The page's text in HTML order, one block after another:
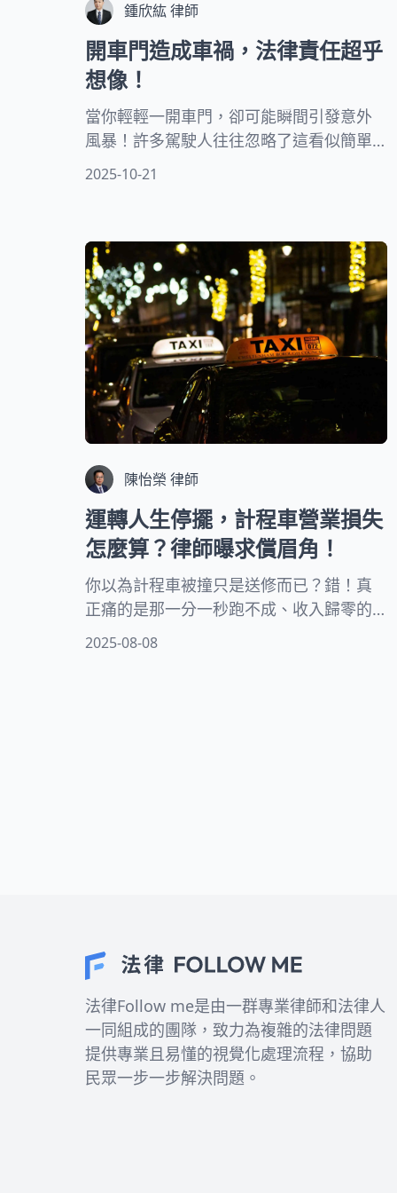
鍾欣紘 律師
開車門造成車禍，法律責任超乎
想像！
當你輕輕一開車門，卻可能瞬間引發意外
風暴！許多駕駛人往往忽略了這看似簡單
的動作背後，藏著重大安全隱憂。開車門
事故層出不窮，傷害無辜用路人的情況頻
繁發生。本文將帶你深入剖析開啟車門時
的法律責任，結合真實案例解構肇事駕駛
的過失行為，並由專業律師解讀相關賠償
責任。這不只是法律教戰手冊，更是每位
用路人必須謹記的安全警鐘，讓你遠離馬
路三寶，守護行車安全的最後防線。
2025-10-21
陳怡榮 律師
運轉人生停擺，計程車營業損失
怎麼算？律師曝求償眉角！
你以為計程車被撞只是送修而已？錯！真
正痛的是那一分一秒跑不成、收入歸零的
營業損失！車子壞了可以修，但每天少賺
2025-08-08
法律Follow me是由一群專業律師和法律人
一同組成的團隊，致力為複雜的法律問題
提供專業且易懂的視覺化處理流程，協助
民眾一步一步解決問題。